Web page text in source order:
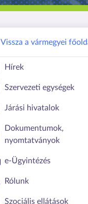
Vissza a vármegyei
Hírek
Szervezeti egységek
Járási hivatalok
Dokumentumok,
nyomtatványok
e-Ügyintézés
Rólunk
Szociális ellátások